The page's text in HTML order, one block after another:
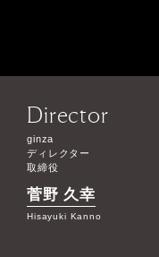
Director
ginza
ディレクター
取締役
菅野 久幸
Hisayuki Kanno